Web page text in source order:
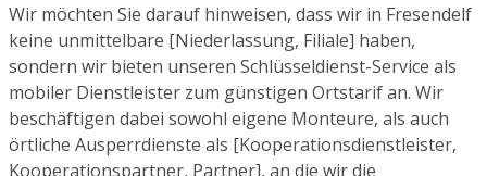
Wir möchten Sie darauf hinweisen, dass wir in Fresendelf
keine unmittelbare [Niederlassung, Filiale] haben,
sondern wir bieten unseren Schlüsseldienst-Service als
mobiler Dienstleister zum günstigen Ortstarif an. Wir
beschäftigen dabei sowohl eigene Monteure, als auch
örtliche Ausperrdienste als [Kooperationsdienstleister,
Kooperationspartner, Partner], an die wir die